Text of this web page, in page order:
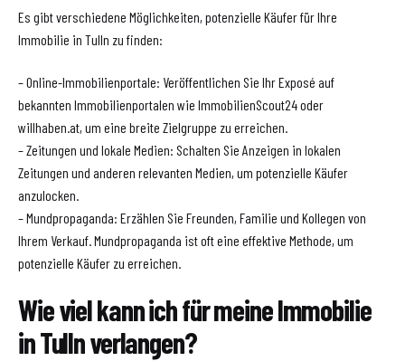
Es gibt verschiedene Möglichkeiten, potenzielle Käufer für Ihre
Immobilie in Tulln zu finden:
– Online-Immobilienportale: Veröffentlichen Sie Ihr Exposé auf
bekannten Immobilienportalen wie ImmobilienScout24 oder
willhaben.at, um eine breite Zielgruppe zu erreichen.
– Zeitungen und lokale Medien: Schalten Sie Anzeigen in lokalen
Zeitungen und anderen relevanten Medien, um potenzielle Käufer
anzulocken.
– Mundpropaganda: Erzählen Sie Freunden, Familie und Kollegen von
Ihrem Verkauf. Mundpropaganda ist oft eine effektive Methode, um
potenzielle Käufer zu erreichen.
Wie viel kann ich für meine Immobilie
in Tulln verlangen?